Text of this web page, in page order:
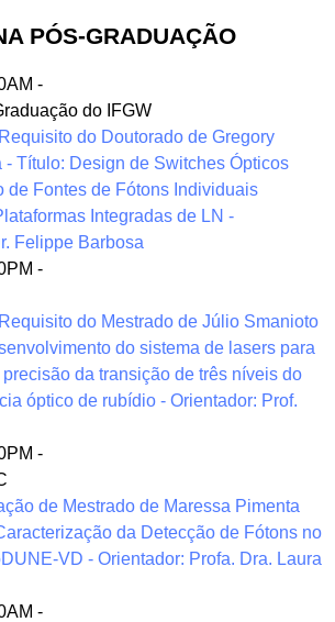
PÓS-GRADUAÇÃO
-
do IFGW
do Doutorado de Gregory
- Título: Design de Switches Ópticos
de Fontes de Fótons Individuais
Integradas de LN -
Felippe Barbosa
-
do Mestrado de Júlio Smanioto
do sistema de lasers para
da transição de três níveis do
óptico de rubídio - Orientador: Prof.
-
de Mestrado de Maressa Pimenta
da Detecção de Fótons no
VD - Orientador: Profa. Dra. Laura
-